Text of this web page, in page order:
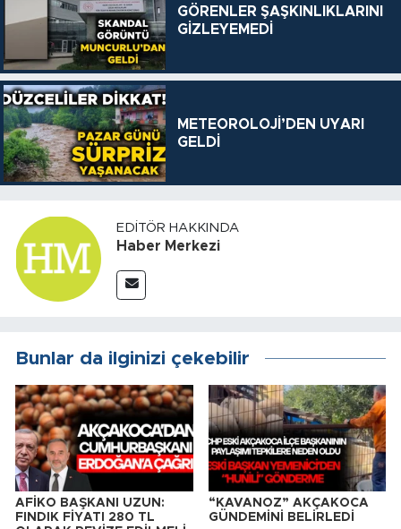
GÖRENLER ŞAŞKINLIKLARINI
GİZLEYEMEDİ
METEOROLOJİ’DEN UYARI
GELDİ
EDITÖR HAKKINDA
Haber Merkezi
Bunlar da ilginizi çekebilir
AFİKO BAŞKANI UZUN:
FINDIK FİYATI 280 TL
“KAVANOZ” AKÇAKOCA
GÜNDEMİNİ BELİRLEDİ